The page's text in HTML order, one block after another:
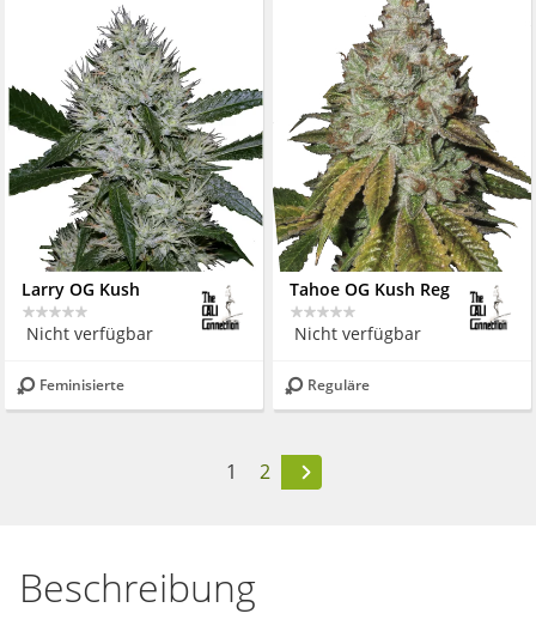
Larry OG Kush
Nicht verfügbar
Feminisierte
Tahoe OG Kush Reg
Nicht verfügbar
Reguläre
1 2
Beschreibung